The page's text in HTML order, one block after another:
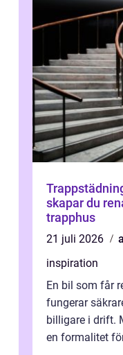
skapar du
trapphus
21 juli 2026
inspiration
En bil som får
fungerar
billigare i drift.
en formalitet